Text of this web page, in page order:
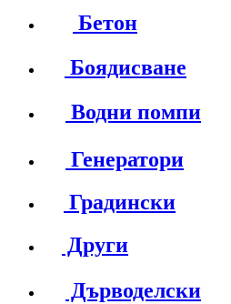
Бетон
Боядисване
Водни помпи
Генератори
Градински
Други
Дърводелски